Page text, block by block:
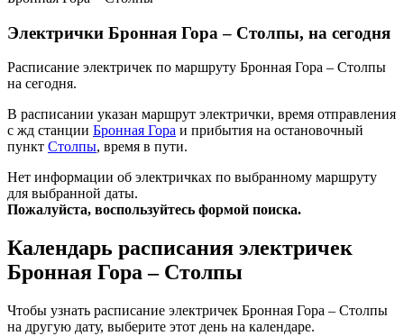
Электрички Бронная Гора – Столпы, на сегодня
Расписание электричек по маршруту Бронная Гора – Столпы
на сегодня.
В расписании указан маршрут электрички, время отправления
с жд станции Бронная Гора и прибытия на остановочный
пункт Столпы, время в пути.
Нет информации об электричках по выбранному маршруту
для выбранной даты.
Пожалуйста, воспользуйтесь формой поиска.
Календарь расписания электричек
Бронная Гора – Столпы
Чтобы узнать расписание электричек Бронная Гора – Столпы
на другую дату, выберите этот день на календаре.